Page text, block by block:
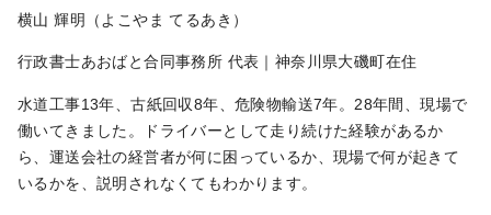
横山 輝明（よこやま てるあき）
行政書士あおばと合同事務所 代表｜神奈川県大磯町在住
水道工事13年、古紙回収8年、危険物輸送7年。28年間、現場で
働いてきました。ドライバーとして走り続けた経験があるか
ら、運送会社の経営者が何に困っているか、現場で何が起きて
いるかを、説明されなくてもわかります。